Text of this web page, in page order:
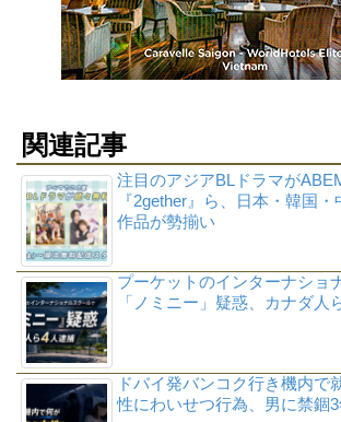
関連記事
注目のアジアBLドラマが
『2gether』ら、日本・韓国
作品が勢揃い
プーケットのインターナショ
「ノミニー」疑惑、カナダ人
ドバイ発バンコク行き機内で
性にわいせつ行為、男に禁錮